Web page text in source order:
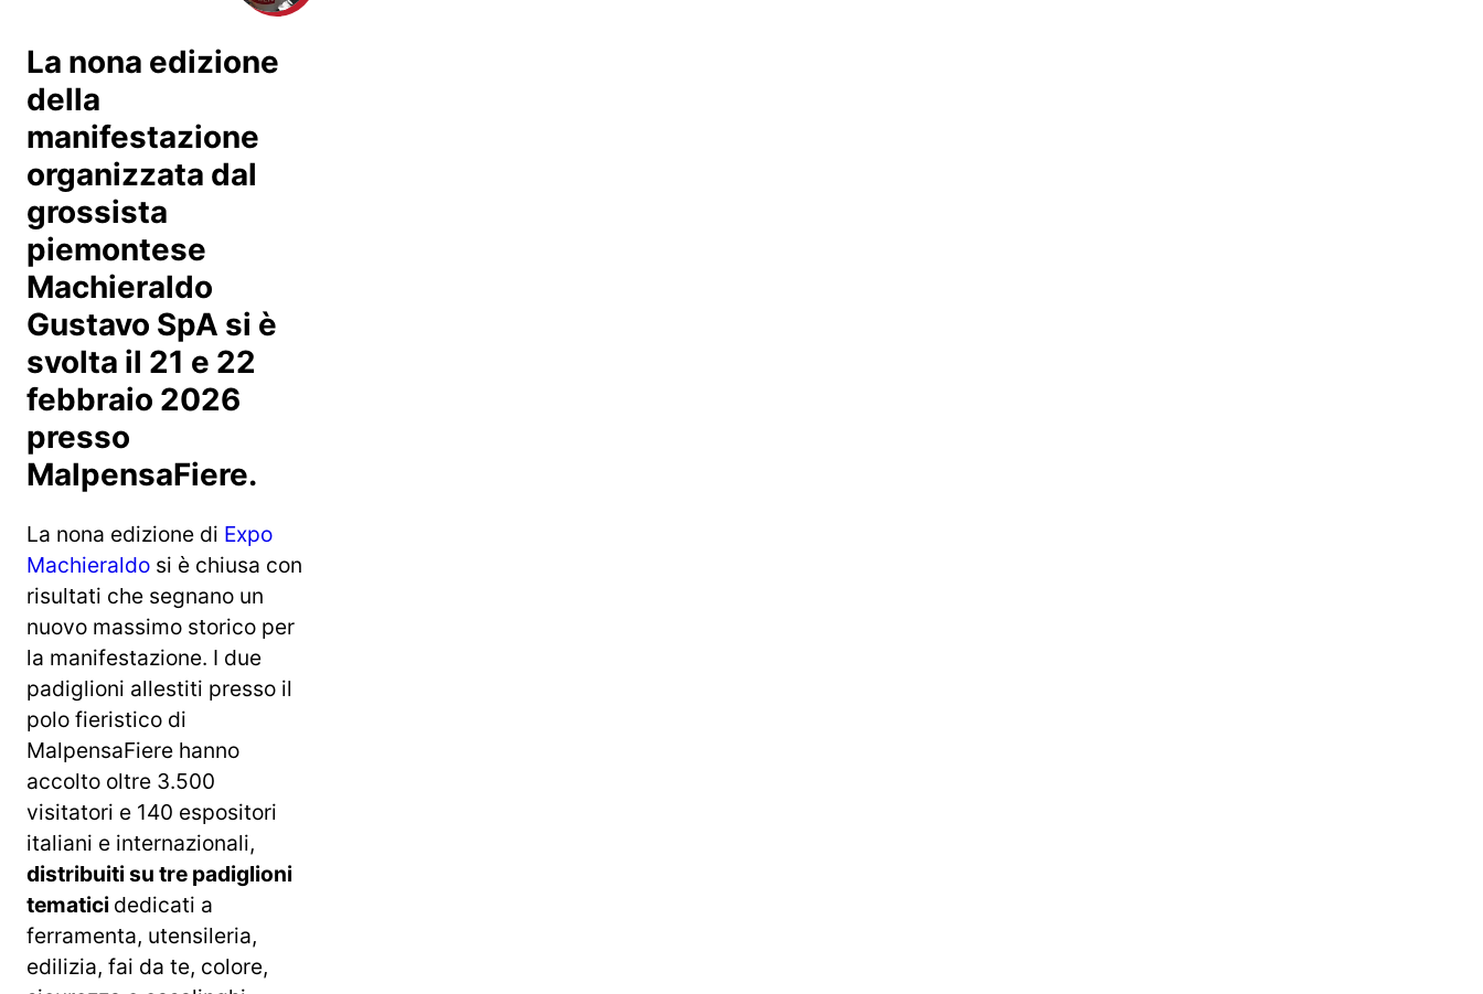
La nona edizione
della
manifestazione
organizzata dal
grossista
piemontese
Machieraldo
Gustavo SpA si è
svolta il 21 e 22
febbraio 2026
presso
MalpensaFiere.
La nona edizione di Expo
Machieraldo si è chiusa con
risultati che segnano un
nuovo massimo storico per
la manifestazione. I due
padiglioni allestiti presso il
polo fieristico di
MalpensaFiere hanno
accolto oltre 3.500
visitatori e 140 espositori
italiani e internazionali,
distribuiti su tre padiglioni
tematici dedicati a
ferramenta, utensileria,
edilizia, fai da te, colore,